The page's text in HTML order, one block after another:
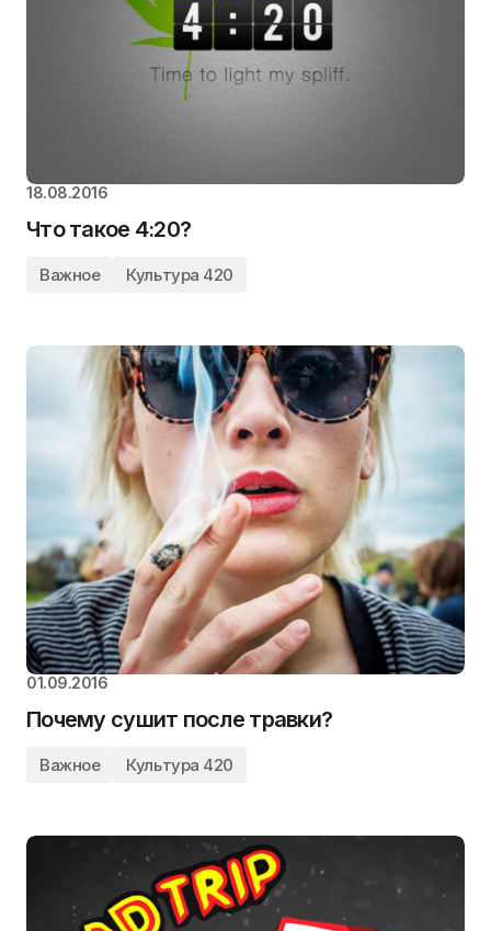
18.08.2016
Что такое 4:20?
Важное Культура 420
01.09.2016
Почему сушит после травки?
Важное Культура 420